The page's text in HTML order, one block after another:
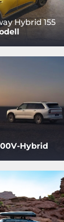
Hybrid 155
Hybrid